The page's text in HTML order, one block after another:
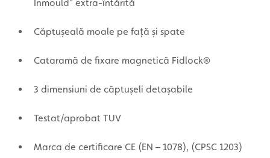
Inmould” extra-întărită
Căptușeală moale pe față și spate
Cataramă de fixare magnetică Fidlock®
3 dimensiuni de căptușeli detașabile
Testat/aprobat TUV
Marca de certificare CE (EN – 1078), (CPSC 1203)